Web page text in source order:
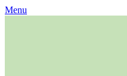
Skip
Menu